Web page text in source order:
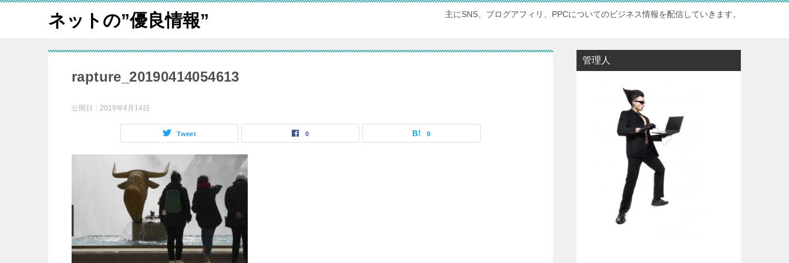
ネットの”優良情報” 主にSNS、ブログアフィリ、PPCについてのビジネス情報を配信していきます。
rapture_20190414054613
公開日： 2019年4月14日
Tweet 0 0
管理人